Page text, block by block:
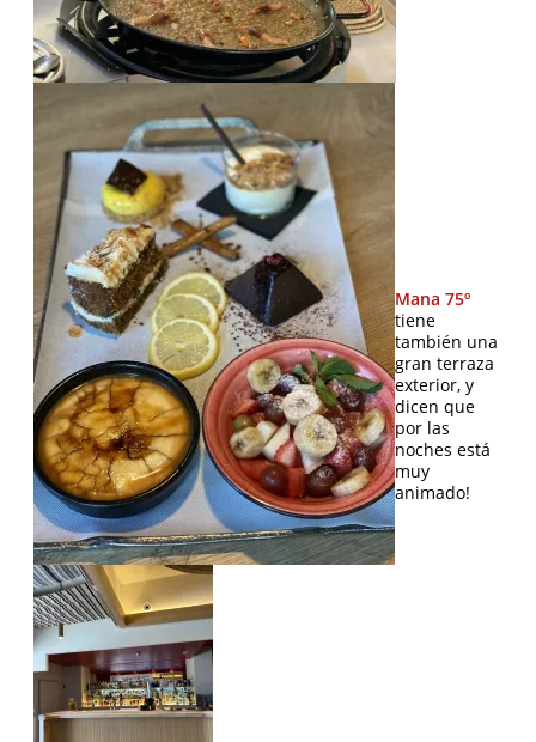
Mana 75º
tiene
también una
gran terraza
exterior, y
dicen que
por las
noches está
muy
animado!